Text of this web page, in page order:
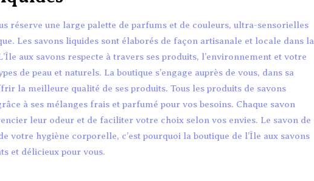
réserve une large palette de parfums et de couleurs, ultra-sensorielles
Les savons liquides sont élaborés de façon artisanale et locale dans la
aux savons respecte à travers ses produits, l’environnement et votre
de peau et naturels. La boutique s’engage auprès de vous, dans sa
la meilleure qualité de ses produits. Tous les produits de savons
à ses mélanges frais et parfumé pour vos besoins. Chaque savon
leur odeur et de faciliter votre choix selon vos envies. Le savon de
votre hygiène corporelle, c’est pourquoi la boutique de l’Île aux savons
et délicieux pour vous.